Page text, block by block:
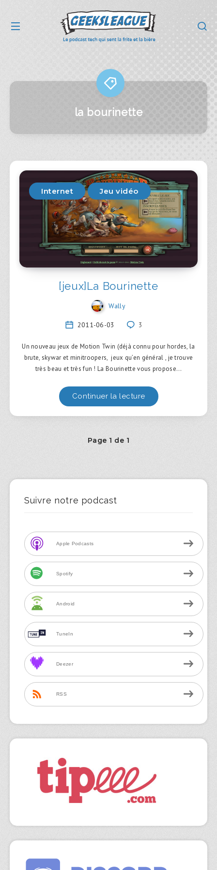
la bourinette
Internet Jeu vidéo
[jeux]La Bourinette
Wally
2011-06-03 3
Un nouveau jeux de Motion Twin (déjà connu pour hordes, la
brute, skywar et minitroopers, jeux qu’en général , je trouve
très beau et très fun ! La Bourinette vous propose…
Continuer la lecture
Page 1 de 1
Suivre notre podcast
Apple Podcasts
Spotify
Android
TuneIn
Deezer
RSS